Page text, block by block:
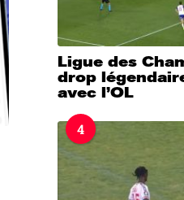
Ligue des
drop
avec l’OL
4